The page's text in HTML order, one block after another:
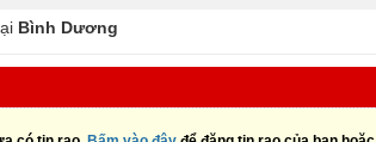
Bình Dương